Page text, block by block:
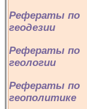
Рефераты по
геодезии
Рефераты по
геологии
Рефераты по
геополитике